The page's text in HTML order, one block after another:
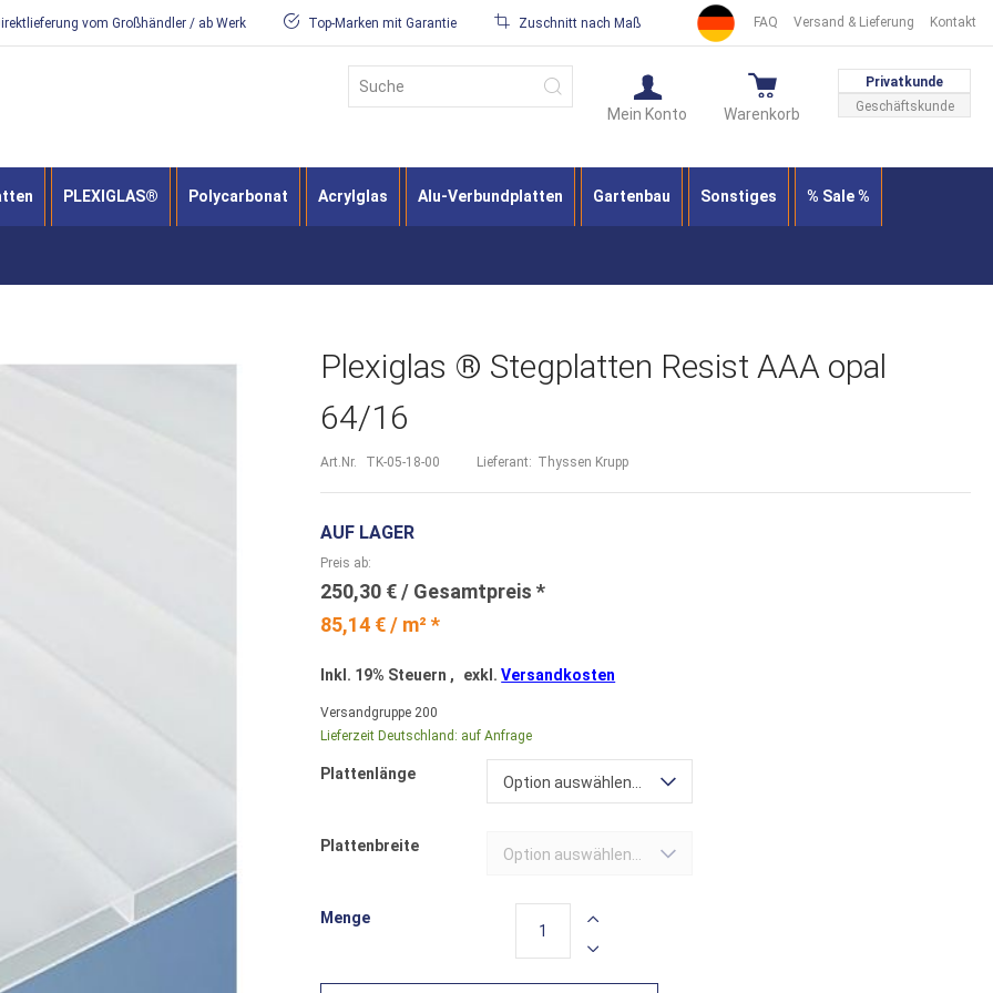
FAQ Versand & Lieferung Kontakt
vom Großhändler / ab Werk Top-Marken mit Garantie Zuschnitt nach Maß
Privatkunde
Geschäftskunde
Warenkorb
Mein Konto
Suche
PLEXIGLAS® Polycarbonat Acrylglas Alu-Verbundplatten Gartenbau Sonstiges % Sale %
Plexiglas ® Stegplatten Resist AAA opal
64/16
Art.Nr. TK-05-18-00 Lieferant: Thyssen Krupp
AUF LAGER
85,14 € / m² *
Preis ab
250,30 €
Inkl. 19% Steuern , exkl.Versandkosten
Versandgruppe 200
Lieferzeit Deutschland: auf Anfrage
Plattenlänge Option auswählen...
Plattenbreite Option auswählen...
Menge